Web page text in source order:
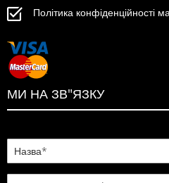
Політика конфіденційності
МИ НА ЗВ"ЯЗКУ